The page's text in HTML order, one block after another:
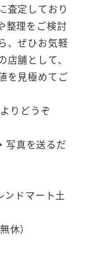
査定しており
整理をご検討
、ぜひお気軽
舗として、
を見極めてご
りどうぞ
写真を送るだ
ンドマート土
休）